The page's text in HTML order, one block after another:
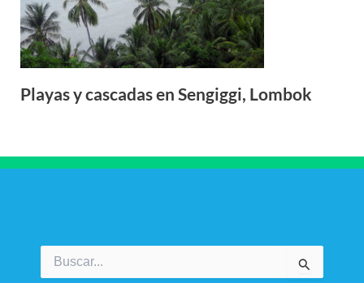
Playas y cascadas en Sengiggi, Lombok
Buscar
por: